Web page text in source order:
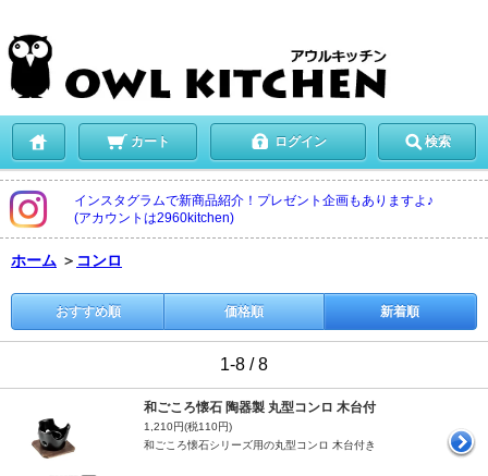
カート ログイン 検索
インスタグラムで新商品紹介！プレゼント企画もありますよ♪
(アカウントは2960kitchen)
ホーム ＞ コンロ
おすすめ順 価格順 新着順
1-8 / 8
和ごころ懐石 陶器製 丸型コンロ 木台付
1,210円(税110円)
和ごころ懐石シリーズ用の丸型コンロ 木台付き